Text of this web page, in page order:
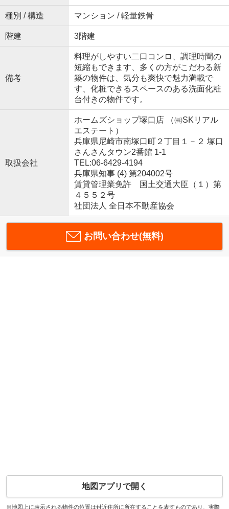
種別 / 構造 マンション / 軽量鉄骨
階建 3階建
備考
料理がしやすい二口コンロ、調理時間の
短縮もできます、多くの方がこだわる新
築の物件は、気分も爽快で魅力満載で
す、化粧できるスペースのある洗面化粧
台付きの物件です。
取扱会社
ホームズショップ塚口店 （㈱SKリアル
エステート）
兵庫県尼崎市南塚口町２丁目１－２ 塚口
さんさんタウン2番館 1-1
TEL:06-6429-4194
兵庫県知事 (4) 第204002号
賃貸管理業免許 国土交通大臣（１）第
４５５２号
社団法人 全日本不動産協会
お問い合わせ(無料)
地図アプリで開く
※地図上に表示される物件の位置は付近住所に所在することを表すものであり、実際